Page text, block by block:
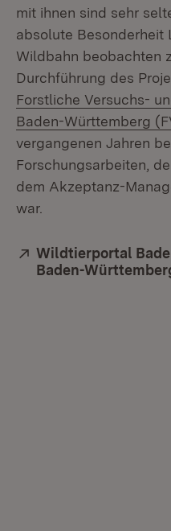
mit ihnen sind sehr
absolute Besonderheit
Wildbahn beobachten
Durchführung des
Forstliche Versuchs-
Baden-Württemberg
vergangenen Jahren
Forschungsarbeiten,
dem Akzeptanz-
war.
Extern:
Wildtierportal
Baden-